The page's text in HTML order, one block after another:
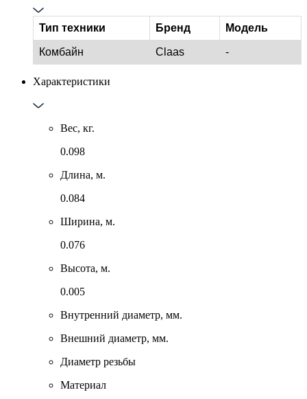
Тип техники Бренд Модель
Комбайн Claas -
Характеристики
Вес, кг.
0.098
Длина, м.
0.084
Ширина, м.
0.076
Высота, м.
0.005
Внутренний диаметр, мм.
Внешний диаметр, мм.
Диаметр резьбы
Материал